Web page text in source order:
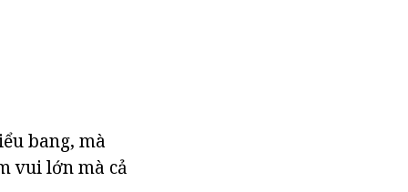
bang, mà
vui lớn mà cả